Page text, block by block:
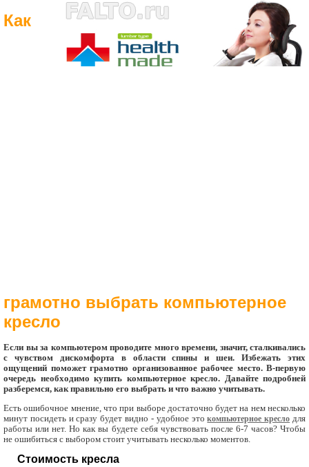
Как
грамотно выбрать компьютерное
кресло
Если вы за компьютером проводите много времени, значит, сталкивались
с чувством дискомфорта в области спины и шеи. Избежать этих
ощущений поможет грамотно организованное рабочее место. В-первую
очередь необходимо купить компьютерное кресло. Давайте подробней
разберемся, как правильно его выбрать и что важно учитывать.
Есть ошибочное мнение, что при выборе достаточно будет на нем несколько
минут посидеть и сразу будет видно - удобное этокомпьютерное кресло для
работы или нет. Но как вы будете себя чувствовать после 6-7 часов? Чтобы
не ошибиться с выбором стоит учитывать несколько моментов.
Стоимость кресла